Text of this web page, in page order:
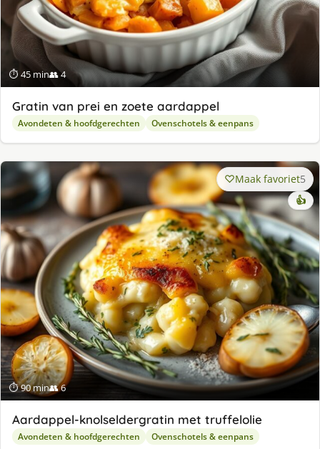
⏱ 45 min👥 4
Gratin van prei en zoete aardappel
Avondeten & hoofdgerechten Ovenschotels & eenpans
⏱ 90 min👥 6
Maak favoriet5
👍
Aardappel-knolseldergratin met truffelolie
Avondeten & hoofdgerechten Ovenschotels & eenpans